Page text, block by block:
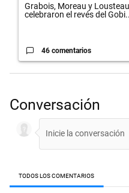
Grabois, Moreau y Lousteau
celebraron el revés del
46 comentarios
Conversación
TODOS LOS COMENTARIOS